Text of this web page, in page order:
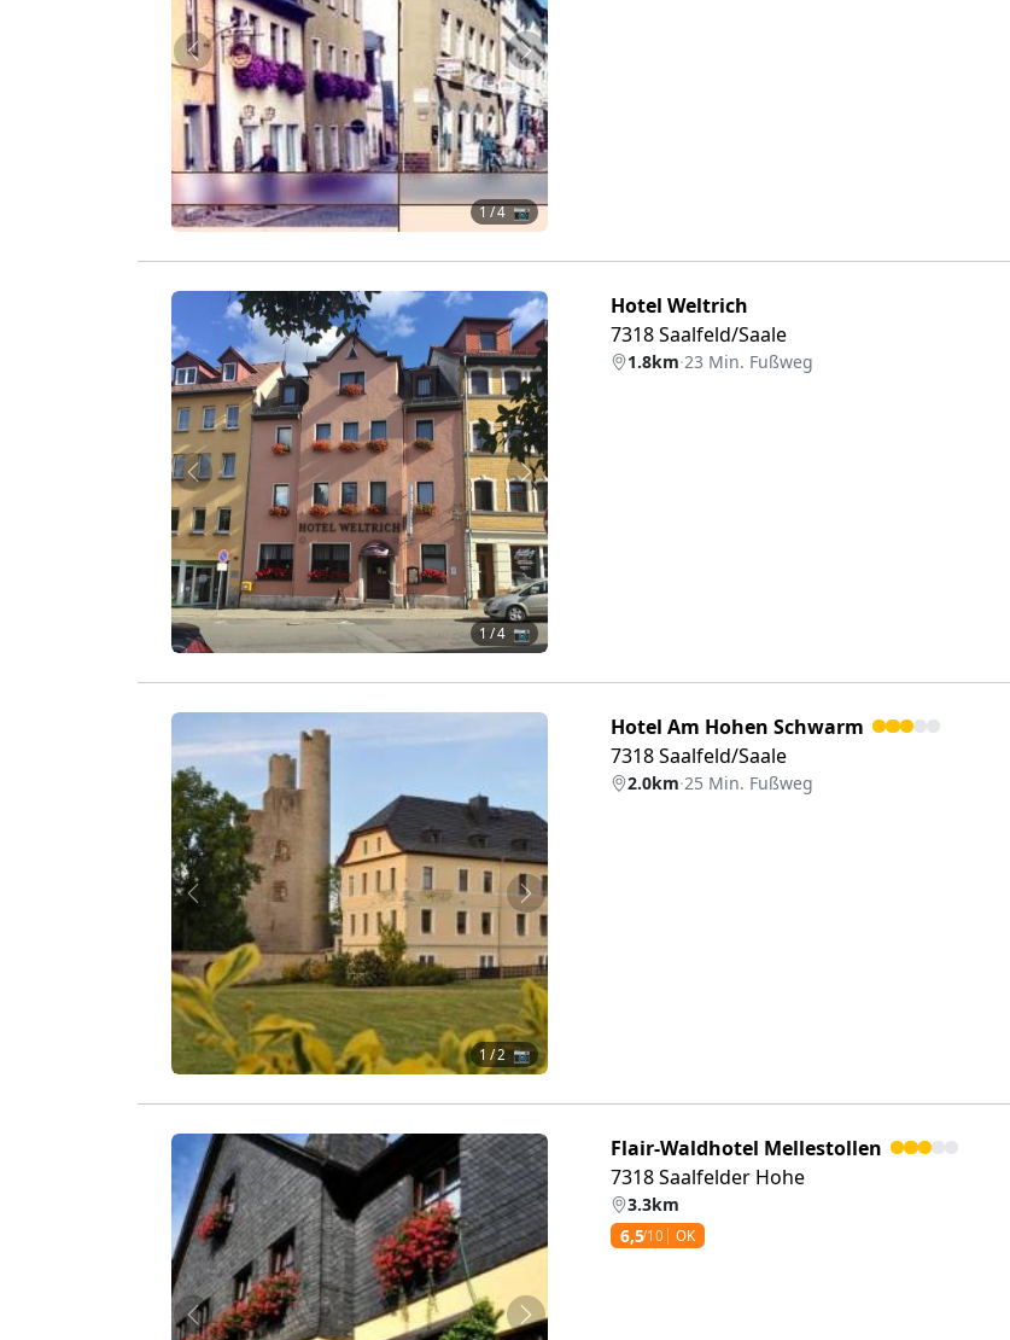
Zurück Weiter
1/ 4 📷
Zurück Weiter
1 / 4 📷
Hotel Weltrich
7318 Saalfeld/Saale
1.8km·23 Min. Fußweg
Zurück Weiter
1 / 2 📷
Hotel Am Hohen Schwarm
7318 Saalfeld/Saale
2.0km·25 Min. Fußweg
Zurück Weiter
Flair-Waldhotel Mellestollen
7318 Saalfelder Hohe
3.3km
6,5/10 OK